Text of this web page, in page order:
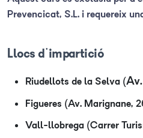
Prevencicat, S.L. i requereix
Llocs d'impartició
Riudellots de la Selva (
Figueres (Av. Marignane,
Vall-llobrega (Carrer